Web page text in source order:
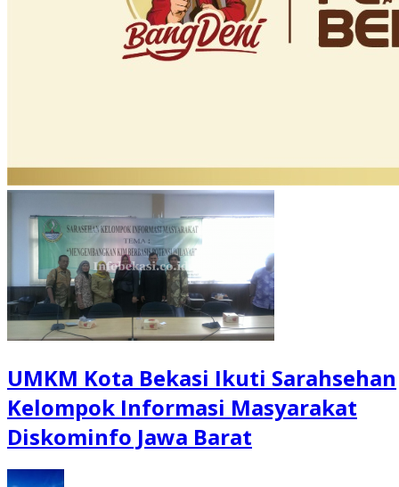
UMKM Kota Bekasi Ikuti Sarahsehan
Kelompok Informasi Masyarakat
Diskominfo Jawa Barat